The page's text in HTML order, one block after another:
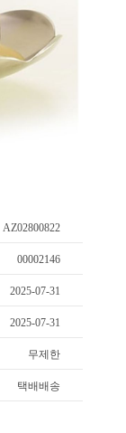
AZ02800822
00002146
2025-07-31
2025-07-31
무제한
택배배송